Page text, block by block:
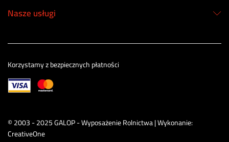
Nasze usługi
© 2003 - 2025 GALOP - Wyposażenie Rolnictwa | Wykonanie:
CreativeOne
Korzystamy z bezpiecznych płatności